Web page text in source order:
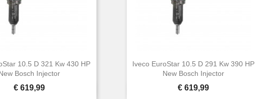
10.5 D 321 Kw 430 HP
Bosch Injector
Prijs
€ 619,99
Snel bekijken
Iveco EuroStar 10.5 D 291 Kw 390 HP
New Bosch Injector
Prijs
€ 619,99
Snel bekijken